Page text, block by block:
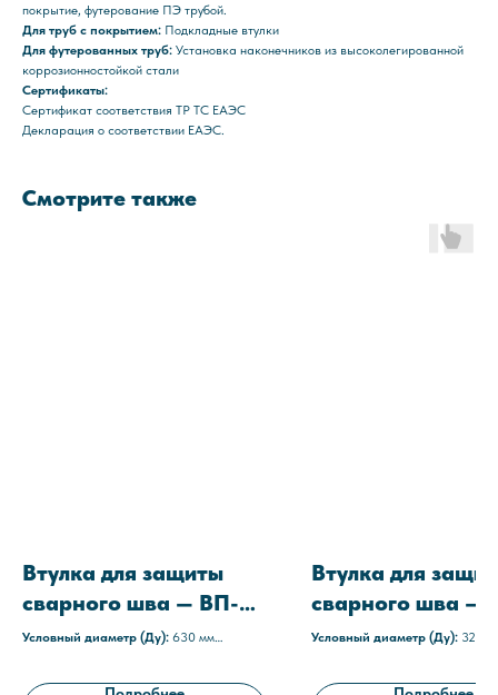
покрытие, футерование ПЭ трубой.
Для труб с покрытием: Подкладные втулки
Для футерованных труб: Установка наконечников из высоколегированной
коррозионностойкой стали
Сертификаты:
Сертификат соответствия ТР ТС ЕАЭС
Декларация о соответствии ЕАЭС.
Смотрите также
Втулка для защиты
сварного шва — ВП-М
630-9
Условный диаметр (Ду): 630 мм
Втулка для
сварного шва —
ТМ 325-8
Условный диаметр (Ду): 325